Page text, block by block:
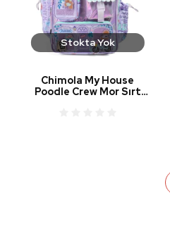
Stokta Yok
Chimola My House
Poodle Crew Mor Sırt